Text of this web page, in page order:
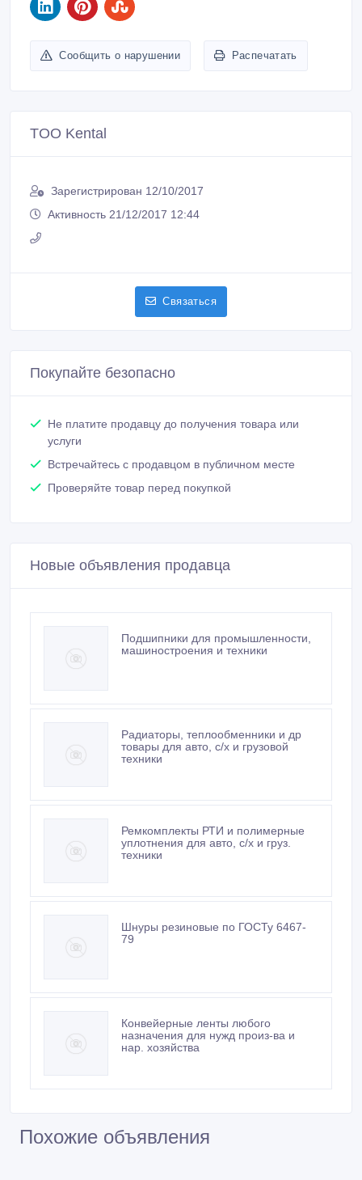
Сообщить о нарушении Распечатать
TOO Kental
Зарегистрирован 12/10/2017
Активность 21/12/2017 12:44
Связаться
Покупайте безопасно
Не платите продавцу до получения товара или
услуги
Встречайтесь с продавцом в публичном месте
Проверяйте товар перед покупкой
Новые объявления продавца
Подшипники для промышленности,
машиностроения и техники
Радиаторы, теплообменники и др
товары для авто, с/х и грузовой
техники
Ремкомплекты РТИ и полимерные
уплотнения для авто, с/х и груз.
техники
Шнуры резиновые по ГОСТу 6467-
79
Конвейерные ленты любого
назначения для нужд произ-ва и
нар. хозяйства
Похожие объявления